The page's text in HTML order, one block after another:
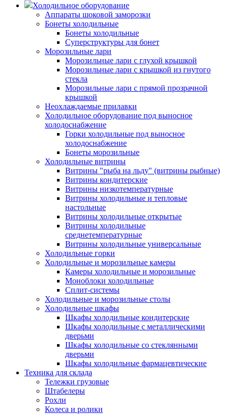
Холодильное оборудование
Аппараты шоковой заморозки
Бонеты холодильные
Бонеты холодильные
Суперструктуры для бонет
Морозильные лари
Морозильные лари с глухой крышкой
Морозильные лари с крышкой из гнутого
стекла
Морозильные лари с прямой прозрачной
крышкой
Неохлаждаемые прилавки
Холодильное оборудование под выносное
холодоснабжение
Горки холодильные под выносное
холодоснабжение
Бонеты морозильные
Холодильные витрины
Витрины "рыба на льду" (витрины рыбные)
Витрины кондитерские
Витрины низкотемпературные
Витрины холодильные и тепловые
настольные
Витрины холодильные открытые
Витрины холодильные
среднетемпературные
Витрины холодильные универсальные
Холодильные горки
Холодильные и морозильные камеры
Камеры холодильные и морозильные
Моноблоки холодильные
Сплит-системы
Холодильные и морозильные столы
Холодильные шкафы
Шкафы холодильные кондитерские
Шкафы холодильные с металлическими
дверьми
Шкафы холодильные со стеклянными
дверьми
Шкафы холодильные фармацевтические
Техника для склада
Тележки грузовые
Штабелеры
Рохли
Колеса и ролики